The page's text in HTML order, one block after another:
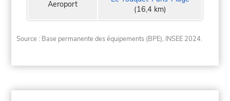
Aeroport
(16,4 km)
Source : Base permanente des équipements (BPE), INSEE 2024.